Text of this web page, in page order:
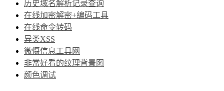
历史域名解析记录查询
在线加密解密+编码工具
在线命令转码
异类XSS
微慑信息工具网
非常好看的纹理背景图
颜色调试